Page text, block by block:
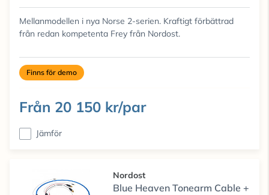
Mellanmodellen i nya Norse 2-serien. Kraftigt förbättrad
från redan kompetenta Frey från Nordost.
Finns för demo
Från 20 150 kr/par
Jämför
Nordost
Blue Heaven Tonearm Cable +